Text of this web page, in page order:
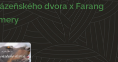
dvora x Farang